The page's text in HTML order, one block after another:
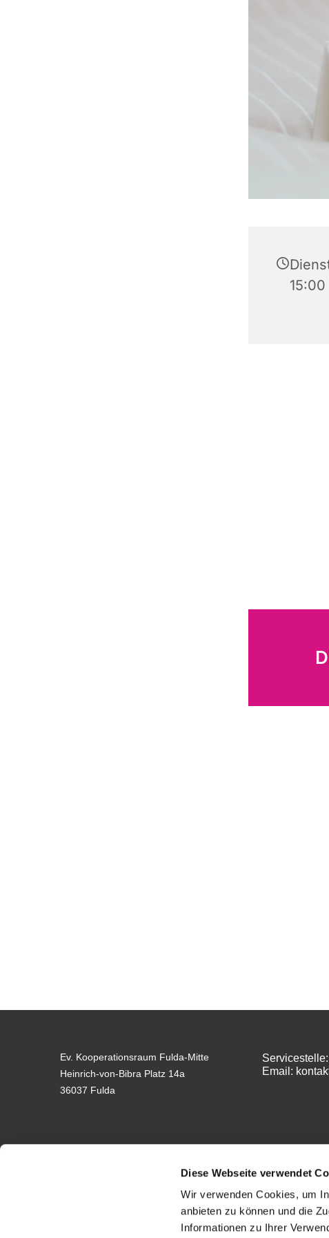
Diese Webseite verwendet
Wir verwenden Cookies, um
anbieten zu können und die
Informationen zu Ihrer
Ev. Kooperationsraum Fulda-Mitte
Heinrich-von-Bibra Platz 14a
36037 Fulda
Email: